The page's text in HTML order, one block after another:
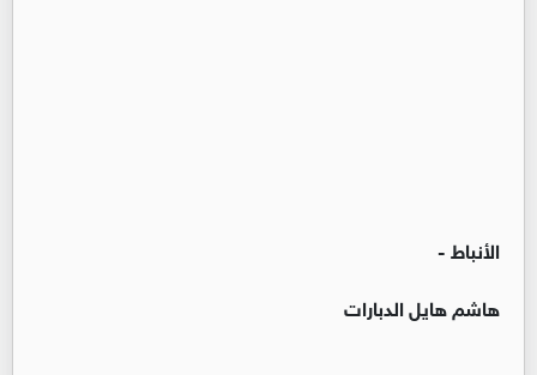
الأنباط -
هاشم هايل الدبارات